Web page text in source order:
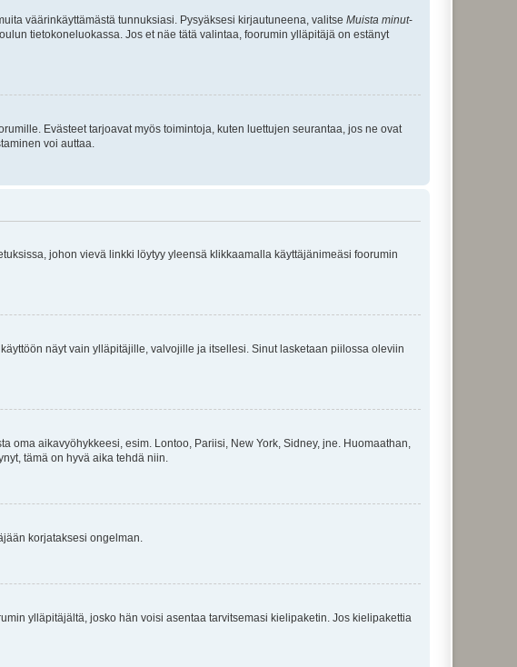
väärinkäyttämästä tunnuksiasi. Pysyäksesi kirjautuneena, valitse Muista minut-
tietokoneluokassa. Jos et näe tätä valintaa, foorumin ylläpitäjä on estänyt
Evästeet tarjoavat myös toimintoja, kuten luettujen seurantaa, jos ne ovat
voi auttaa.
johon vievä linkki löytyy yleensä klikkaamalla käyttäjänimeäsi foorumin
käyttöön näyt vain ylläpitäjille, valvojille ja itsellesi. Sinut lasketaan piilossa oleviin
aikavyöhykkeesi, esim. Lontoo, Pariisi, New York, Sidney, jne. Huomaathan,
tämä on hyvä aika tehdä niin.
korjataksesi ongelman.
ylläpitäjältä, josko hän voisi asentaa tarvitsemasi kielipaketin. Jos kielipakettia